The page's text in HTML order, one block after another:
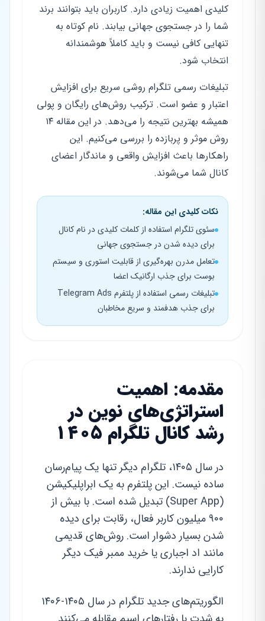
کلیدی اهمیت زیادی دارد. کاربران باید بتوانند برند
شما را در جستجوی جهانی بیابند. نام کوتاه به
تنهایی کافی نیست و باید کاملاً هوشمندانه
انتخاب شود.
تبلیغات رسمی تلگرام روشی سریع برای افزایش
اعتبار و عضو است. ترکیب روش‌های رایگان و پولی
همیشه بهترین نتیجه را می‌دهد. در این مقاله ۱۴
روش موثر و پربازده را بررسی می‌کنیم. این
راهکارها باعث افزایش واقعی و ماندگار اعضای
کانال شما می‌شوند.
نکات کلیدی این مقاله:
سئوی تلگرام استفاده از کلمات کلیدی در نام کانال
برای دیده شدن در جستجوی جهانی
تعامل مدرن بهره‌گیری از قابلیت استوری و سیستم
بوست برای جذب ارگانیک اعضا
تبلیغات رسمی استفاده از پلتفرم Telegram Ads
برای جذب هدفمند و سریع مخاطبان
مقدمه: اهمیت
استراتژی‌های نوین در
رشد کانال تلگرام ۱۴۰۵
در سال ۱۴۰۵، تلگرام دیگر تنها یک پیام‌رسان
ساده نیست. این پلتفرم به یک ابر‌اپلیکیشن
(Super App) تبدیل شده است. با بیش از
۹۰۰ میلیون کاربر فعال، رقابت برای دیده
شدن بسیار دشوار است. روش‌های قدیمی
مانند اد اجباری یا خرید ممبر فیک دیگر
کارایی ندارند.
الگوریتم‌های جدید تلگرام در سال ۱۴۰۵-۱۴۰۶